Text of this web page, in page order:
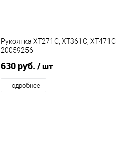
Рукоятка XT271C, XT361C, XT471C
20059256
630 руб. / шт
Подробнее